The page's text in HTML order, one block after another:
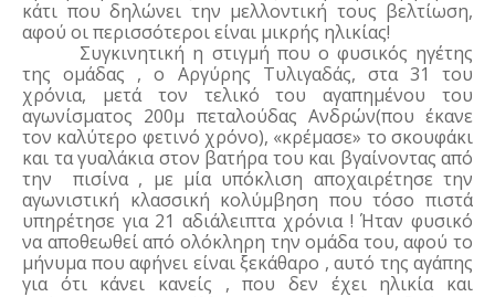
κάτι που δηλώνει την μελλοντική τους βελτίωση,
αφού οι περισσότεροι είναι μικρής ηλικίας!
Συγκινητική η στιγμή που ο φυσικός ηγέτης
της ομάδας , ο Αργύρης Τυλιγαδάς, στα 31 του
χρόνια, μετά τον τελικό του αγαπημένου του
αγωνίσματος 200μ πεταλούδας Ανδρών(που έκανε
τον καλύτερο φετινό χρόνο), «κρέμασε» το σκουφάκι
και τα γυαλάκια στον βατήρα του και βγαίνοντας από
την  πισίνα , με μία υπόκλιση αποχαιρέτησε την
αγωνιστική κλασσική κολύμβηση που τόσο πιστά
υπηρέτησε για 21 αδιάλειπτα χρόνια ! Ήταν φυσικό
να αποθεωθεί από ολόκληρη την ομάδα του, αφού το
μήνυμα που αφήνει είναι ξεκάθαρο , αυτό της αγάπης
για ότι κάνει κανείς , που δεν έχει ηλικία και